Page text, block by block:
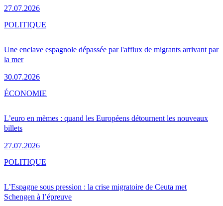
27.07.2026
Une enclave espagnole dépassée par l'afflux de migrants arrivant par
la mer
30.07.2026
POLITIQUE
L’euro en mèmes : quand les Européens détournent les nouveaux
billets
27.07.2026
ÉCONOMIE
L’Espagne sous pression : la crise migratoire de Ceuta met
Schengen à l’épreuve
POLITIQUE